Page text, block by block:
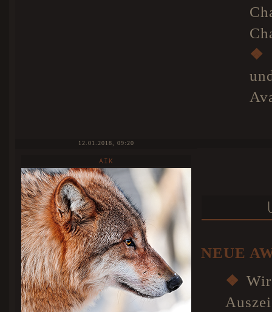
❖
12.01.2018, 09:20
AIK
NEUE
❖